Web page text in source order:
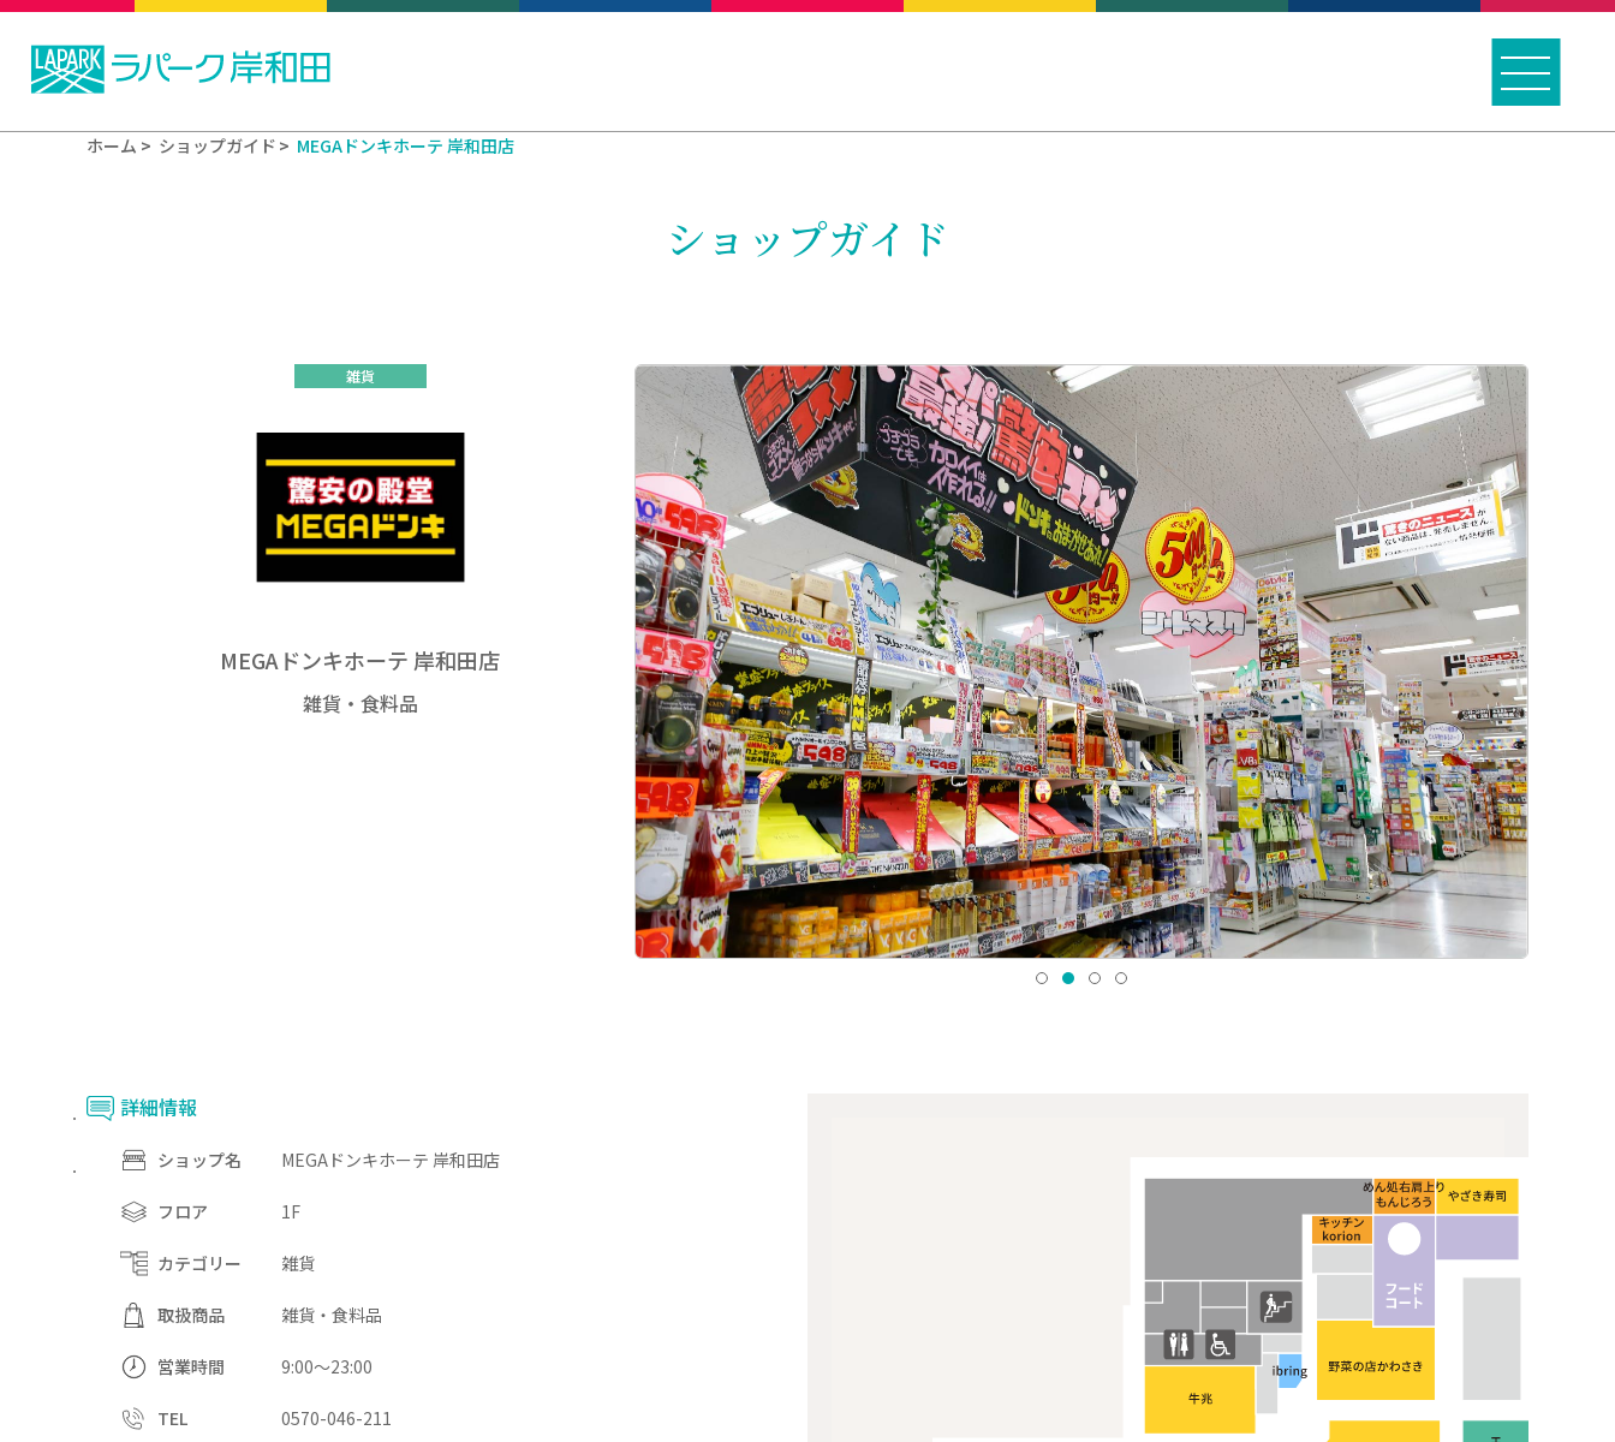
ホーム ショップガイド MEGAドンキホーテ 岸和田店
ショップガイド
雑貨
MEGAドンキホーテ 岸和田店
雑貨・食料品
詳細情報
ショップ名 MEGAドンキホーテ 岸和田店
フロア 1F
カテゴリー 雑貨
取扱商品 雑貨・食料品
営業時間 9:00～23:00
TEL 0570-046-211